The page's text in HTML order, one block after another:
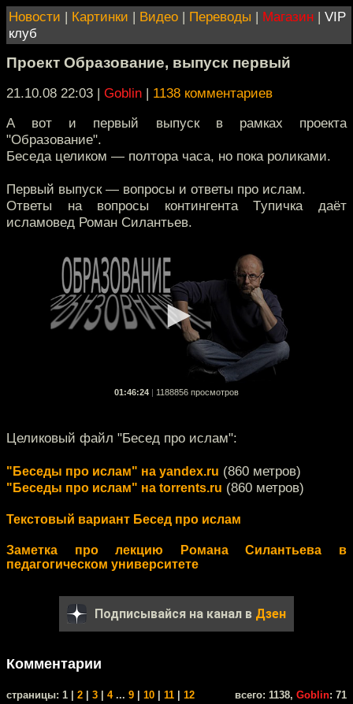
Новости | Картинки | Видео | Переводы | Магазин | VIP
клуб
Проект Образование, выпуск первый
21.10.08 22:03 | Goblin | 1138 комментариев
А вот и первый выпуск в рамках проекта
"Образование".
Беседа целиком — полтора часа, но пока роликами.
Первый выпуск — вопросы и ответы про ислам.
Ответы на вопросы контингента Tупичка даёт
исламовед Роман Силантьев.
01:46:24 1188856 просмотров
Целиковый файл "Бесед про ислам":
"Беседы про ислам" на yandex.ru (860 метров)
"Беседы про ислам" на torrents.ru (860 метров)
Текстовый вариант Бесед про ислам
Заметка про лекцию Романа Силантьева в
педагогическом университете
Подписывайся на канал в Дзен
Комментарии
cтраницы: 1 | 2 3 4... 9 10 11 12 всего: 1138, Goblin: 71